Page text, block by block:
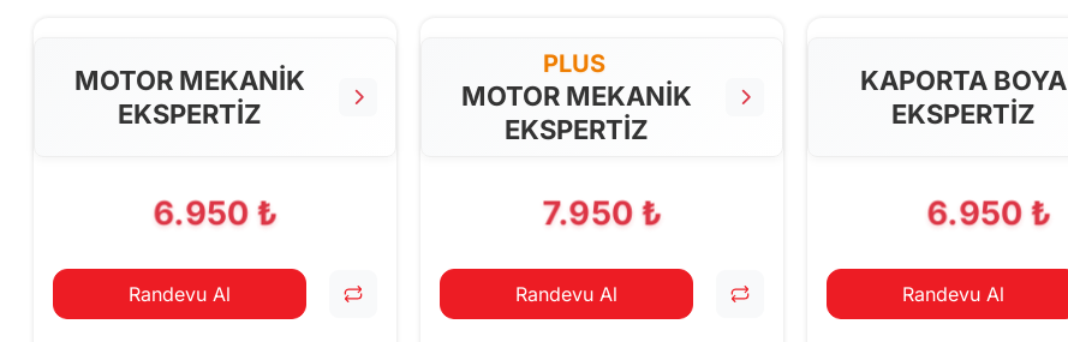
MOTOR MEKANİK
EKSPERTİZ
6.950 ₺
Randevu Al
PLUS
MOTOR MEKANİK
EKSPERTİZ
7.950 ₺
Randevu Al
KAPORTA BOYA
EKSPERTİZ
6.950 ₺
Randevu Al